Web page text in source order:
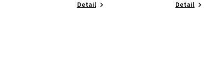
Detail Detail